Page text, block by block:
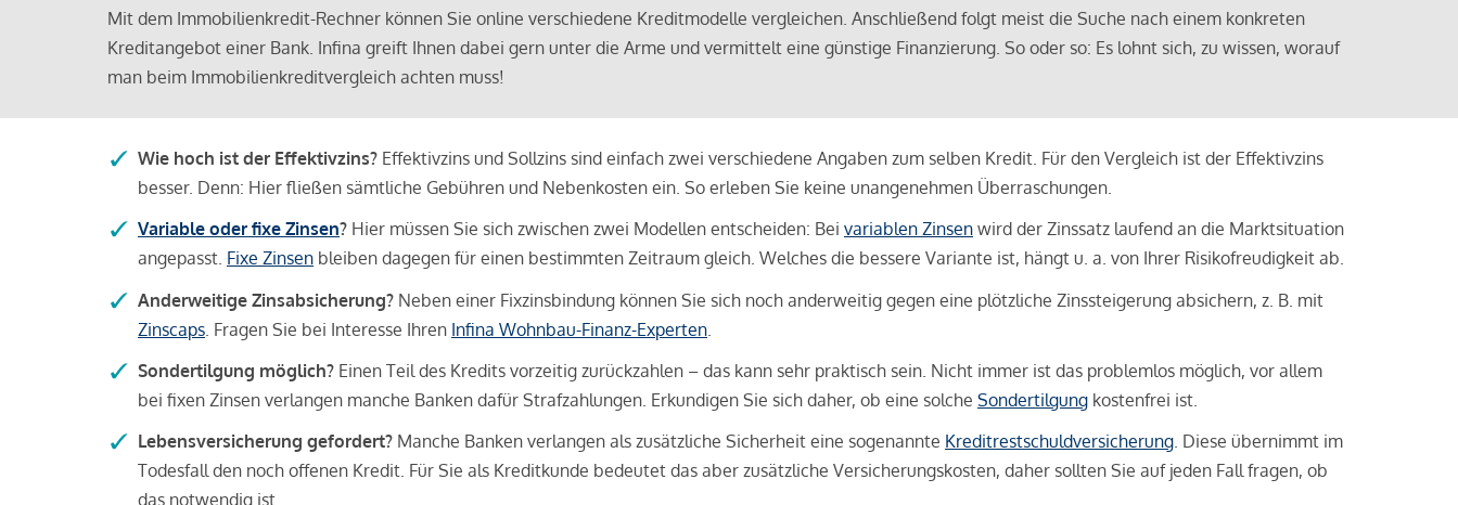
Mit dem Immobilienkredit-Rechner können Sie online verschiedene Kreditmodelle vergleichen. Anschließend folgt meist die Suche nach einem konkreten
Kreditangebot einer Bank. Infina greift Ihnen dabei gern unter die Arme und vermittelt eine günstige Finanzierung. So oder so: Es lohnt sich, zu wissen, worauf
man beim Immobilienkreditvergleich achten muss!
Wie hoch ist der Effektivzins? Effektivzins und Sollzins sind einfach zwei verschiedene Angaben zum selben Kredit. Für den Vergleich ist der Effektivzins
besser. Denn: Hier fließen sämtliche Gebühren und Nebenkosten ein. So erleben Sie keine unangenehmen Überraschungen.
Variable oder fixe Zinsen? Hier müssen Sie sich zwischen zwei Modellen entscheiden: Bei variablen Zinsen wird der Zinssatz laufend an die Marktsituation
angepasst. Fixe Zinsen bleiben dagegen für einen bestimmten Zeitraum gleich. Welches die bessere Variante ist, hängt u. a. von Ihrer Risikofreudigkeit ab.
Anderweitige Zinsabsicherung? Neben einer Fixzinsbindung können Sie sich noch anderweitig gegen eine plötzliche Zinssteigerung absichern, z. B. mit
Zinscaps . Fragen Sie bei Interesse Ihren Infina Wohnbau-Finanz-Experten
Sondertilgung möglich? Einen Teil des Kredits vorzeitig zurückzahlen – das kann sehr praktisch sein. Nicht immer ist das problemlos möglich, vor allem
bei fixen Zinsen verlangen manche Banken dafür Strafzahlungen. Erkundigen Sie sich daher, ob eine solche Sondertilgung kostenfrei ist.
Lebensversicherung gefordert? Manche Banken verlangen als zusätzliche Sicherheit eine sogenannte Kreditrestschuldversicherung . Diese übernimmt im
Todesfall den noch offenen Kredit. Für Sie als Kreditkunde bedeutet das aber zusätzliche Versicherungskosten, daher sollten Sie auf jeden Fall fragen, ob
das notwendig ist.